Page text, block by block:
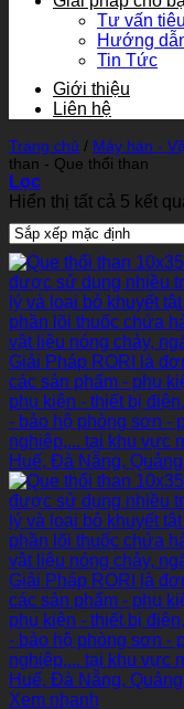
Tư vấn
Hướng
Tin Tức
Giới thiệu
Liên hệ
Trang chủ / Máy hàn -
than - Que thổi than
Lọc
Hiển thị tất cả 5 kết
Xem nhanh